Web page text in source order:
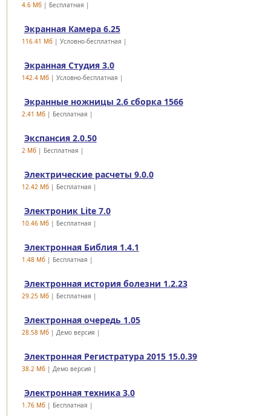
4.6 Mб| Бесплатная |
Экранная Камера 6.25
116.41 Mб| Условно-бесплатная |
Экранная Студия 3.0
142.4 Mб| Условно-бесплатная |
Экранные ножницы 2.6 сборка 1566
2.41 Mб| Бесплатная |
Экспансия 2.0.50
2 Mб| Бесплатная |
Электрические расчеты 9.0.0
12.42 Mб| Бесплатная |
Электроник Lite 7.0
10.46 Mб| Бесплатная |
Электронная Библия 1.4.1
1.48 Mб| Бесплатная |
Электронная история болезни 1.2.23
29.25 Mб| Бесплатная |
Электронная очередь 1.05
28.58 Mб| Демо версия |
Электронная Регистратура 2015 15.0.39
38.2 Mб| Демо версия |
Электронная техника 3.0
1.76 Mб| Бесплатная |